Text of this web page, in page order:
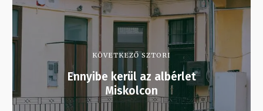
KÖVETKEZŐ SZTORI
Ennyibe kerül az albérlet
Miskolcon